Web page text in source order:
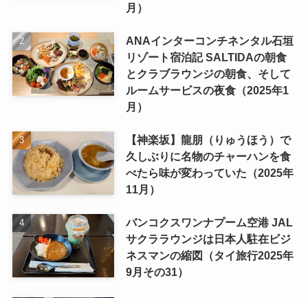
月）
ANAインターコンチネンタル石垣
リゾート宿泊記 SALTIDAの朝食
とクラブラウンジの朝食、そして
ルームサービスの夜食（2025年1
月）
【神楽坂】龍朋（りゅうほう）で
久しぶりに名物のチャーハンを食
べたら味が変わっていた（2025年
11月）
バンコクスワンナプーム空港 JAL
サクララウンジは日本人駐在ビジ
ネスマンの縮図（タイ旅行2025年
9月その31）